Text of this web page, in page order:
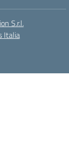
S.r.l.
Italia